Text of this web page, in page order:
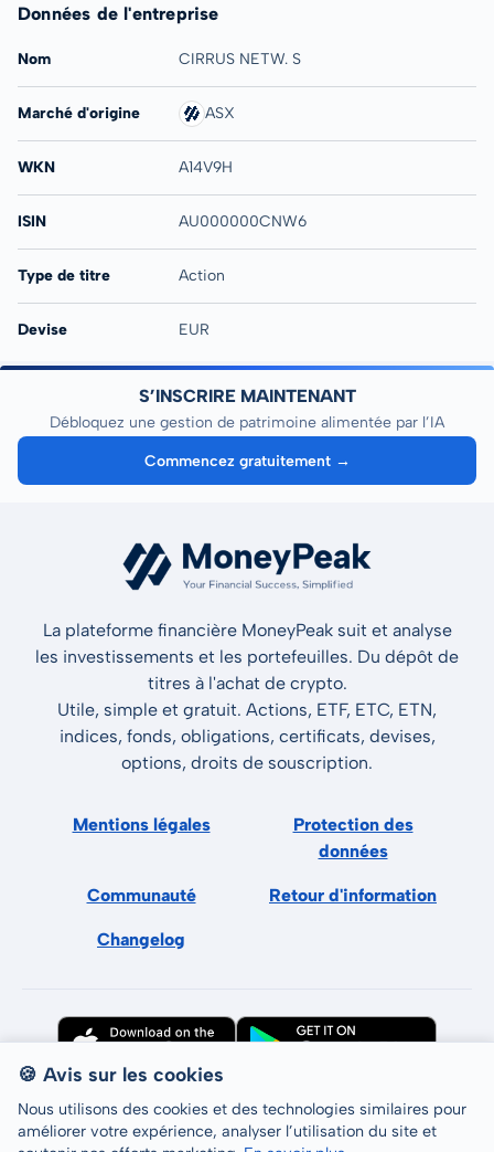
Données de l'entreprise
Nom CIRRUS NETW. S
Marché d'origine ASX
WKN A14V9H
ISIN AU000000CNW6
Type de titre Action
Devise EUR
S’INSCRIRE MAINTENANT
Débloquez une gestion de patrimoine alimentée par l’IA
Commencez gratuitement →
La plateforme financière MoneyPeak suit et analyse
les investissements et les portefeuilles. Du dépôt de
titres à l'achat de crypto.
Utile, simple et gratuit. Actions, ETF, ETC, ETN,
indices, fonds, obligations, certificats, devises,
options, droits de souscription.
Mentions légales
Protection des
données
Communauté Retour d'information
Changelog
🍪 Avis sur les cookies
Nous utilisons des cookies et des technologies similaires pour
améliorer votre expérience, analyser l’utilisation du site et